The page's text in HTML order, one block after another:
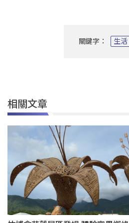
關鍵字： 生活
相關文章